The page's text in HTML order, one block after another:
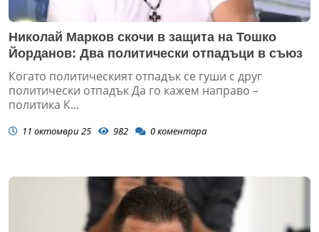
Николай Марков скочи в защита на Тошко
Йорданов: Два политически отпадъци в съюз
Когато политическият отпадък се гуши с друг
политически отпадък Да го кажем направо –
политика К...
11 октомври 25 982 0коментара